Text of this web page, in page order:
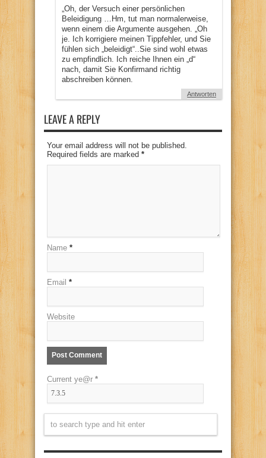
„Oh, der Versuch einer persönlichen
Beleidigung …Hm, tut man normalerweise,
wenn einem die Argumente ausgehen. „Oh
je. Ich korrigiere meinen Tippfehler, und Sie
fühlen sich „beleidigt“..Sie sind wohl etwas
zu empfindlich. Ich reiche Ihnen ein „d“
nach, damit Sie Konfirmand richtig
abschreiben können.
Antworten
LEAVE A REPLY
Your email address will not be published.
Required fields are marked *
Name *
Email *
Website
Current ye@r *